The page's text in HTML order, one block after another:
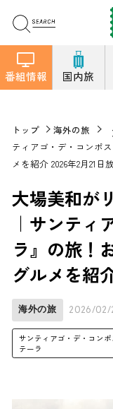
番組情報 国内旅
トップ 海外の旅
ティアゴ・デ・コンポ
メを紹介 2026年2月21日
大場美和が
｜サンティ
ラ』の旅！
グルメを紹
海外の旅 2026/02/
サンティアゴ・デ・コンポ
テーラ